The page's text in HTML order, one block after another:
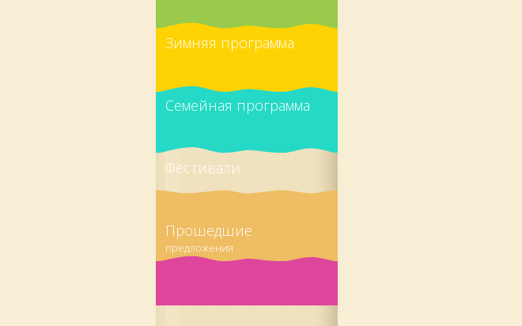
Зимняя программа
Семейная программа
Фестивали
Прошедшие
предложения